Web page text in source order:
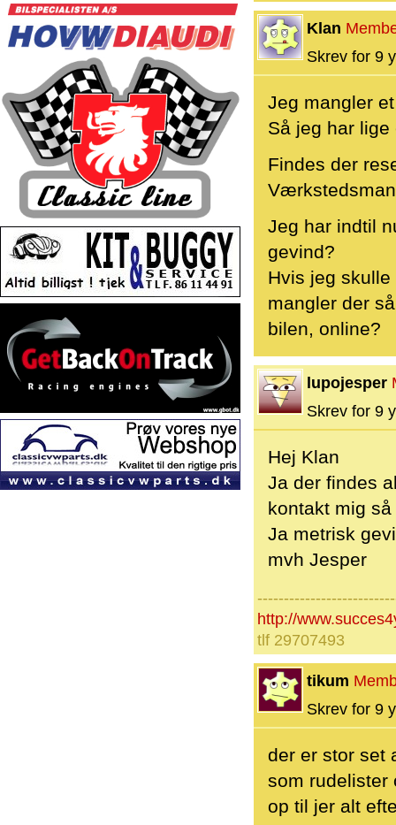
Klan
Skrev for 9
Jeg mangler
Så jeg har
Findes der
Jeg har indtil
gevind?
Hvis jeg
mangler der
bilen, online?
lupojesper
Skrev for 9
Hej Klan
Ja der findes
kontakt mig
Ja metrisk
mvh Jesper
http://
tlf 29707493
tikum
Skrev for 9
der er stor set
som rudelister
op til jer alt